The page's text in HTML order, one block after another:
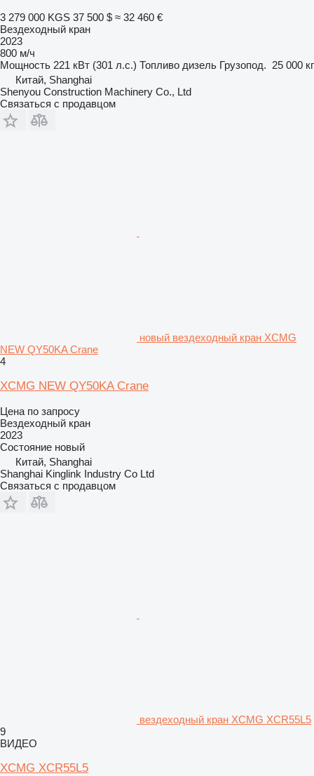
3 279 000 KGS 37 500 $ ≈ 32 460 €
Вездеходный кран
2023
800 м/ч
Мощность 221 кВт (301 л.с.) Топливо дизель Грузопод. 25 000 кг
Китай, Shanghai
Shenyou Construction Machinery Co., Ltd
Связаться с продавцом
новый вездеходный кран XCMG
NEW QY50KA Crane
4
XCMG NEW QY50KA Crane
Цена по запросу
Вездеходный кран
2023
Состояние новый
Китай, Shanghai
Shanghai Kinglink Industry Co Ltd
Связаться с продавцом
вездеходный кран XCMG XCR55L5
9
ВИДЕО
XCMG XCR55L5